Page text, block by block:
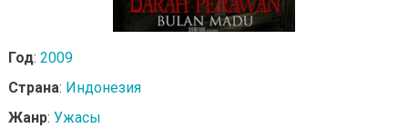
Год: 2009
Страна: Индонезия
Жанр: Ужасы